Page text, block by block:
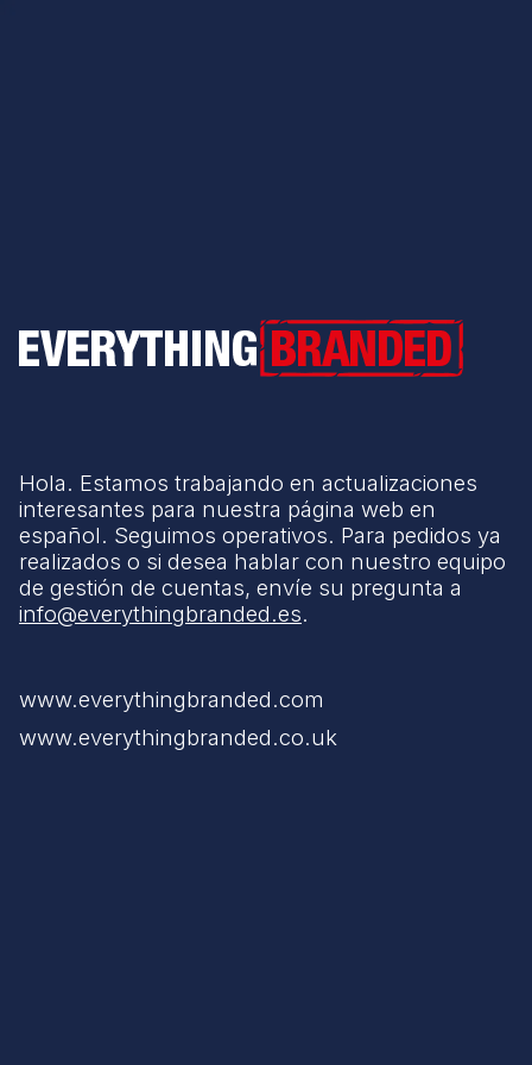
Everything Branded
Hola. Estamos trabajando en actualizaciones
interesantes para nuestra página web en
español. Seguimos operativos. Para pedidos ya
realizados o si desea hablar con nuestro equipo
de gestión de cuentas, envíe su pregunta a
info@everythingbranded.es.
www.everythingbranded.com
www.everythingbranded.co.uk